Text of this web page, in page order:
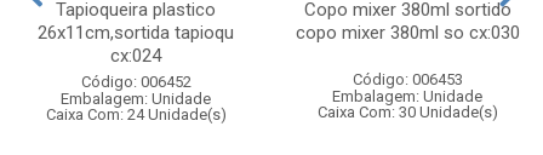
Tapioqueira plastico
26x11cm,sortida tapioqu
cx:024
Código: 006452
Embalagem: Unidade
Caixa Com: 24 Unidade(s)
Copo mixer 380ml sortido
copo mixer 380ml so cx:030
Código: 006453
Embalagem: Unidade
Caixa Com: 30 Unidade(s)